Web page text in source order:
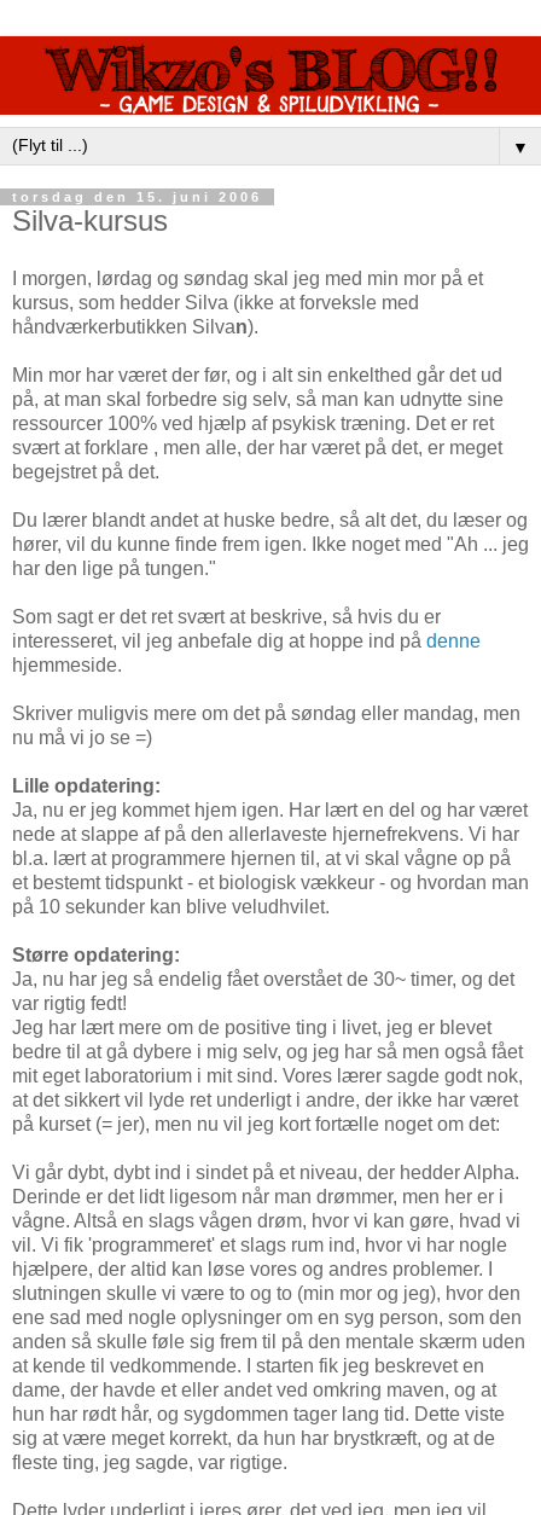
▼
torsdag den 15. juni 2006
Silva-kursus
I morgen, lørdag og søndag skal jeg med min mor på et
kursus, som hedder Silva (ikke at forveksle med
håndværkerbutikken Silvan).
Min mor har været der før, og i alt sin enkelthed går det ud
på, at man skal forbedre sig selv, så man kan udnytte sine
ressourcer 100% ved hjælp af psykisk træning. Det er ret
svært at forklare , men alle, der har været på det, er meget
begejstret på det.
Du lærer blandt andet at huske bedre, så alt det, du læser og
hører, vil du kunne finde frem igen. Ikke noget med "Ah ... jeg
har den lige på tungen."
Som sagt er det ret svært at beskrive, så hvis du er
interesseret, vil jeg anbefale dig at hoppe ind på denne
hjemmeside.
Skriver muligvis mere om det på søndag eller mandag, men
nu må vi jo se =)
Lille opdatering:
Ja, nu er jeg kommet hjem igen. Har lært en del og har været
nede at slappe af på den allerlaveste hjernefrekvens. Vi har
bl.a. lært at programmere hjernen til, at vi skal vågne op på
et bestemt tidspunkt - et biologisk vækkeur - og hvordan man
på 10 sekunder kan blive veludhvilet.
Større opdatering:
Ja, nu har jeg så endelig fået overstået de 30~ timer, og det
var rigtig fedt!
Jeg har lært mere om de positive ting i livet, jeg er blevet
bedre til at gå dybere i mig selv, og jeg har så men også fået
mit eget laboratorium i mit sind. Vores lærer sagde godt nok,
at det sikkert vil lyde ret underligt i andre, der ikke har været
på kurset (= jer), men nu vil jeg kort fortælle noget om det:
Vi går dybt, dybt ind i sindet på et niveau, der hedder Alpha.
Derinde er det lidt ligesom når man drømmer, men her er i
vågne. Altså en slags vågen drøm, hvor vi kan gøre, hvad vi
vil. Vi fik 'programmeret' et slags rum ind, hvor vi har nogle
hjælpere, der altid kan løse vores og andres problemer. I
slutningen skulle vi være to og to (min mor og jeg), hvor den
ene sad med nogle oplysninger om en syg person, som den
anden så skulle føle sig frem til på den mentale skærm uden
at kende til vedkommende. I starten fik jeg beskrevet en
dame, der havde et eller andet ved omkring maven, og at
hun har rødt hår, og sygdommen tager lang tid. Dette viste
sig at være meget korrekt, da hun har brystkræft, og at de
fleste ting, jeg sagde, var rigtige.
Dette lyder underligt i jeres ører, det ved jeg, men jeg vil